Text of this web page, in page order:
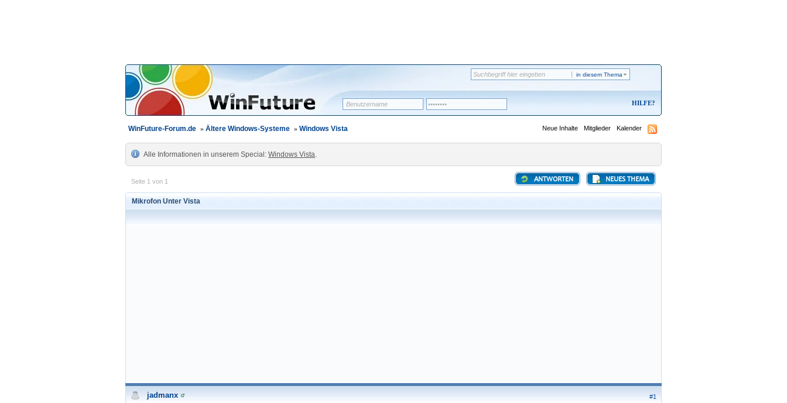
in diesem Thema
HILFE
WinFuture-Forum.de » Ältere Windows-Systeme » Windows Vista Neue Inhalte Mitglieder Kalender
Alle Informationen in unserem Special: Windows Vista.
Seite 1 von 1 NEUES THEMA
ANTWORTEN
Mikrofon Unter Vista
#1
jadmanx